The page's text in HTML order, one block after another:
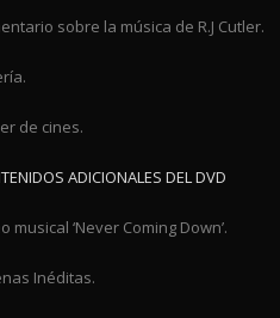
sobre la música de R.J Cutler.
de cines.
ADICIONALES DEL DVD
musical ‘Never Coming Down’.
Inéditas.